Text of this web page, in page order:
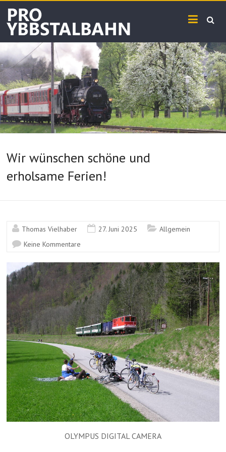
content
PRO
YBBSTALBAHN
Wir wünschen schöne und
erholsame Ferien!
Thomas Vielhaber 27. Juni 2025
Allgemein
Keine Kommentare
OLYMPUS DIGITAL CAMERA